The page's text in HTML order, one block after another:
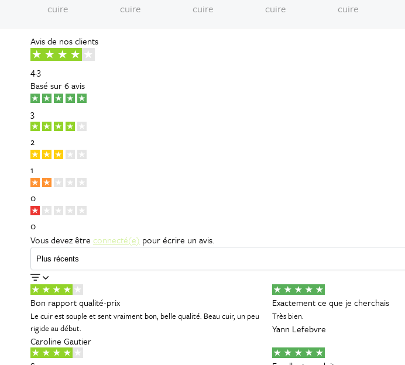
Avis de nos clients
4.3
Basé sur6 avis
3
2
1
0
0
Vous devez être connecté(e) pour écrire un avis.
Bon rapport qualité-prix
Le cuir est souple et sent vraiment bon, belle qualité. Beau cuir, un peu
rigide au début.
Caroline Gautier
Exactement ce que je cherchais
Très bien.
Yann Lefebvre